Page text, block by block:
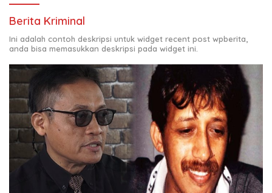
Berita Kriminal
Ini adalah contoh deskripsi untuk widget recent post wpberita,
anda bisa memasukkan deskripsi pada widget ini.